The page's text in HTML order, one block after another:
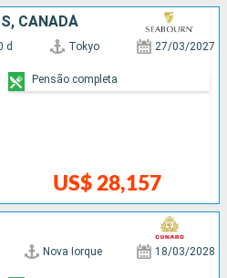
CANADÁ
d Tokyo 27/03/2027
US$ 28,157
Pensão completa
Nova Iorque 18/03/2028